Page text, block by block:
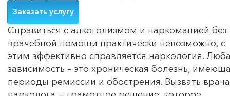
Заказать услугу
Справиться с алкоголизмом и наркоманией без
врачебной помощи практически невозможно, с
этим эффективно справляется наркология.
зависимость – это хроническая болезнь,
периоды ремиссии и обострения. Вызвать врача